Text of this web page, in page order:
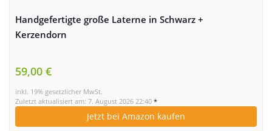
Handgefertigte große Laterne in Schwarz +
Kerzendorn
59,00 €
inkl. 19% gesetzlicher MwSt.
Zuletzt aktualisiert am: 7. August 2026 22:40 *
Jetzt bei Amazon kaufen